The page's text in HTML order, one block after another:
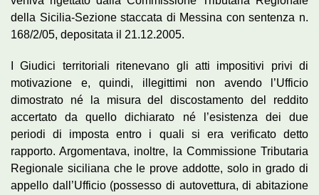
della Sicilia-Sezione staccata di Messina con sentenza n.
168/2/05, depositata il 21.12.2005.
I Giudici territoriali ritenevano gli atti impositivi privi di
motivazione e, quindi, illegittimi non avendo l’Ufficio
dimostrato né la misura del discostamento del reddito
accertato da quello dichiarato né l’esistenza dei due
periodi di imposta entro i quali si era verificato detto
rapporto. Argomentava, inoltre, la Commissione Tributaria
Regionale siciliana che le prove addotte, solo in grado di
appello dall’Ufficio (possesso di autovettura, di abitazione